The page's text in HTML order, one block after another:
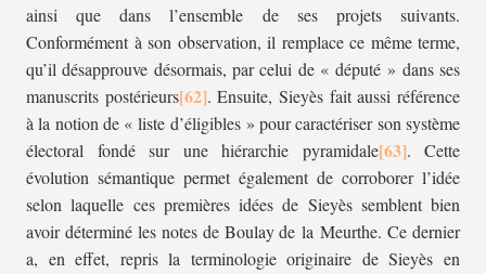
ainsi que dans l’ensemble de ses projets suivants.
Conformément à son observation, il remplace ce même terme,
qu’il désapprouve désormais, par celui de «député » dans ses
manuscrits postérieurs
. Ensuite, Sieyès fait aussi référence
à la notion de « liste d’éligibles » pour caractériser son système
électoral fondé sur une hiérarchie pyramidale
. Cette
évolution sémantique permet également de corroborer l’idée
selon laquelle ces premières idées de Sieyès semblent bien
avoir déterminé les notes de Boulay de la Meurthe. Ce dernier
a, en effet, repris la terminologie originaire de Sieyès en